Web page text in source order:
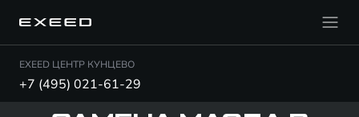
EXEED ЦЕНТР КУНЦЕВО
+7 (495) 021-61-29